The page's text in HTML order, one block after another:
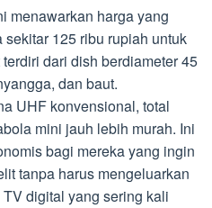
menawarkan harga yang
125 ribu rupiah untuk
dari dish berdiameter 45
dan baut.
UHF konvensional, total
mini jauh lebih murah. Ini
bagi mereka yang ingin
tanpa harus mengeluarkan
digital yang sering kali